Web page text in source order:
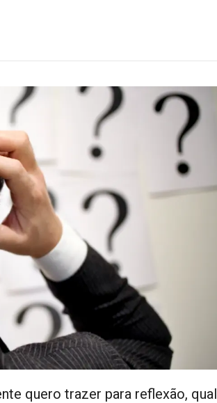
quero trazer para reflexão, qual